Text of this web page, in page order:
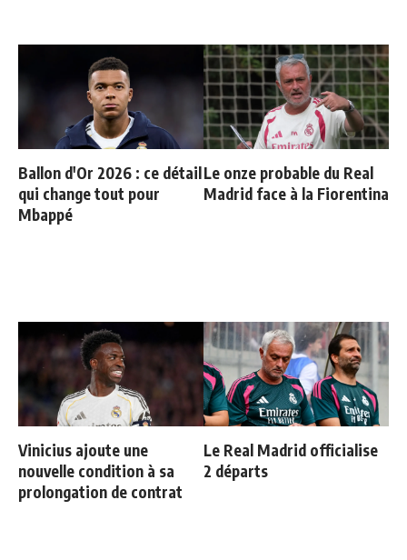
Ballon d'Or 2026 : ce détail
qui change tout pour
Mbappé
Le onze probable du Real
Madrid face à la Fiorentina
Vinicius ajoute une
nouvelle condition à sa
prolongation de contrat
Le Real Madrid officialise
2 départs